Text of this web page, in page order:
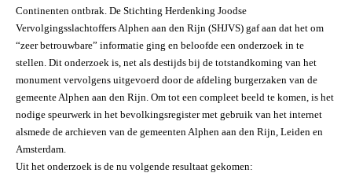
Continenten ontbrak. De Stichting Herdenking Joodse
Vervolgingsslachtoffers Alphen aan den Rijn (SHJVS) gaf aan dat het om
“zeer betrouwbare” informatie ging en beloofde een onderzoek in te
stellen. Dit onderzoek is, net als destijds bij de totstandkoming van het
monument vervolgens uitgevoerd door de afdeling burgerzaken van de
gemeente Alphen aan den Rijn. Om tot een compleet beeld te komen, is het
nodige speurwerk in het bevolkingsregister met gebruik van het internet
alsmede de archieven van de gemeenten Alphen aan den Rijn, Leiden en
Amsterdam.
Uit het onderzoek is de nu volgende resultaat gekomen: